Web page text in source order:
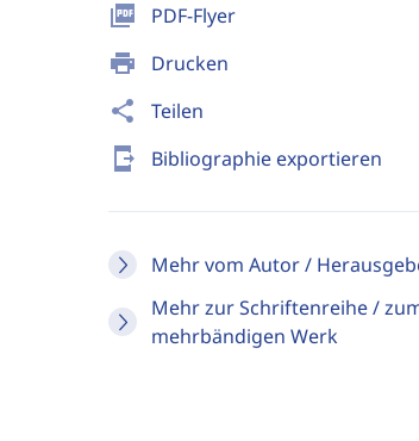
picture_as_pdf PDF-Flyer
print Drucken
share Teilen
send_to_mobile Bibliographie exportieren
Mehr vom Autor /
Mehr zur Schriftenreihe /
mehrbändigen Werk